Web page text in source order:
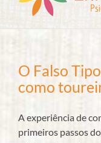
O Falso
como
A experiência de
primeiros passos